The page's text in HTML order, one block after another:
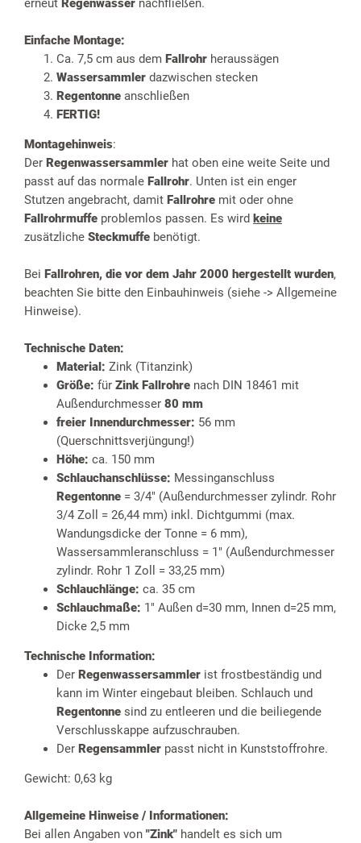
erneut Regenwasser nachfließen.
Einfache Montage:
Ca. 7,5 cm aus dem Fallrohr heraussägen
Wassersammler dazwischen stecken
Regentonne anschließen
FERTIG!
Montagehinweis:
Der Regenwassersammler hat oben eine weite Seite und
passt auf das normale Fallrohr. Unten ist ein enger
Stutzen angebracht, damit Fallrohre mit oder ohne
Fallrohrmuffe problemlos passen. Es wird keine
zusätzliche Steckmuffe benötigt.
Bei Fallrohren, die vor dem Jahr 2000 hergestellt wurden,
beachten Sie bitte den Einbauhinweis (siehe -> Allgemeine
Hinweise).
Technische Daten:
Material: Zink (Titanzink)
Größe: für Zink Fallrohre nach DIN 18461 mit
Außendurchmesser 80 mm
freier Innendurchmesser: 56 mm
(Querschnittsverjüngung!)
Höhe: ca. 150 mm
Schlauchanschlüsse: Messinganschluss
Regentonne = 3/4" (Außendurchmesser zylindr. Rohr
3/4 Zoll = 26,44 mm) inkl. Dichtgummi (max.
Wandungsdicke der Tonne = 6 mm),
Wassersammleranschluss = 1" (Außendurchmesser
zylindr. Rohr 1 Zoll = 33,25 mm)
Schlauchlänge: ca. 35 cm
Schlauchmaße: 1" Außen d=30 mm, Innen d=25 mm,
Dicke 2,5 mm
Technische Information:
Der Regenwassersammler ist frostbeständig und
kann im Winter eingebaut bleiben. Schlauch und
Regentonne sind zu entleeren und die beiliegende
Verschlusskappe aufzuschrauben.
Der Regensammler passt nicht in Kunststoffrohre.
Gewicht: 0,63 kg
Allgemeine Hinweise / Informationen:
Bei allen Angaben von "Zink" handelt es sich um